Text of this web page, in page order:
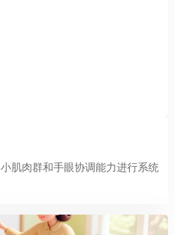
肌肉群和手眼协调能力进行系统